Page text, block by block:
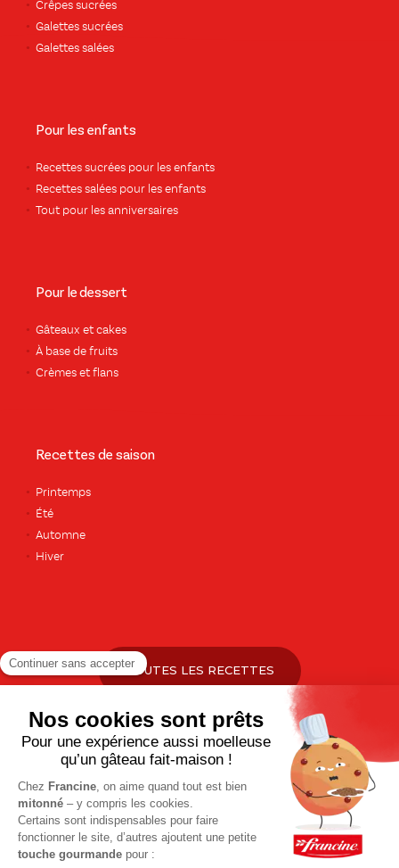
Crêpes sucrées
Galettes sucrées
Galettes salées
Pour les enfants
Recettes sucrées pour les enfants
Recettes salées pour les enfants
Tout pour les anniversaires
Pour le dessert
Gâteaux et cakes
À base de fruits
Crèmes et flans
Recettes de saison
Printemps
Été
Automne
Hiver
TOUTES LES RECETTES
Pour votre santé, pratiquez une activité physique régulière. Plus
d’infos surwww.mangerbouger.fr